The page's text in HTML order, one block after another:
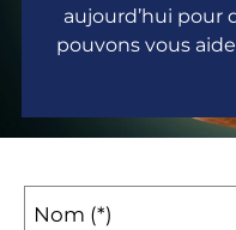
aujourd’hui pour
pouvons vous
Nom (*)